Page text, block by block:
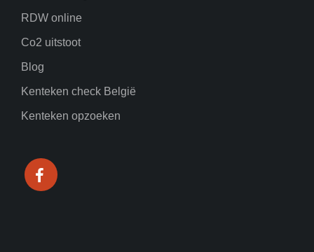
RDW online
Co2 uitstoot
Blog
Kenteken check België
Kenteken opzoeken